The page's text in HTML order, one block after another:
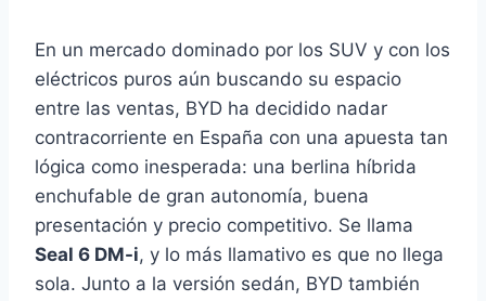
En un mercado dominado por los SUV y con los
eléctricos puros aún buscando su espacio
entre las ventas, BYD ha decidido nadar
contracorriente en España con una apuesta tan
lógica como inesperada: una berlina híbrida
enchufable de gran autonomía, buena
presentación y precio competitivo. Se llama
Seal 6 DM-i, y lo más llamativo es que no llega
sola. Junto a la versión sedán, BYD también